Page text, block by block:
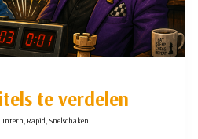
te verdelen
Intern, Rapid, Snelschaken